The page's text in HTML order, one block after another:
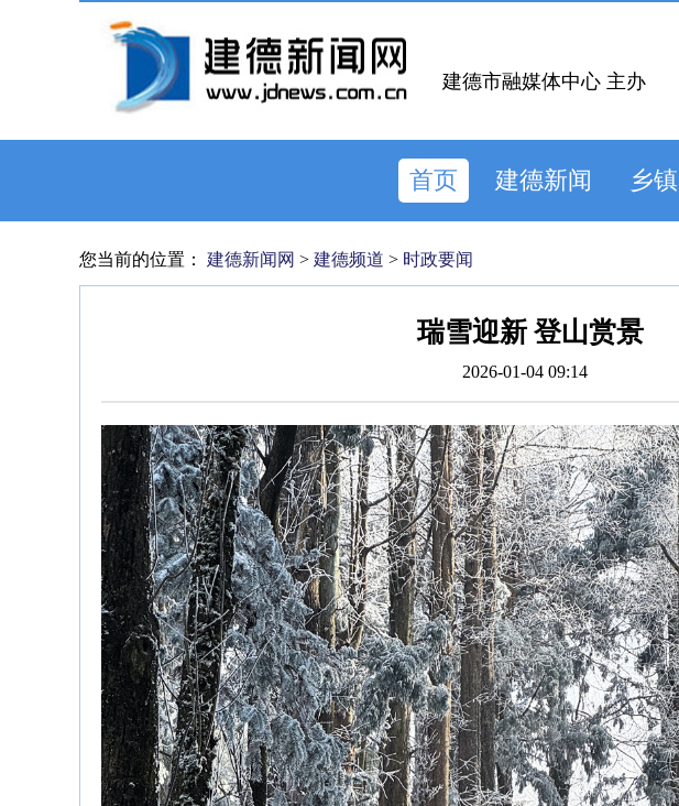
建德市融媒体中心 主办
首页 建德新闻 乡镇
您当前的位置： 建德新闻网 > 建德频道 > 时政要闻
瑞雪迎新 登山赏景
2026-01-04 09:14